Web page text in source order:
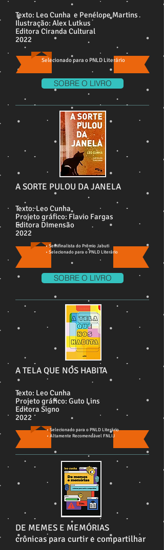
Texto: Leo Cunha e Penélope Martins
Ilustração: Alex Lutkus
Editora Ciranda Cultural
2022
Selecionado para o PNLD Literário
SOBRE O LIVRO
A SORTE PULOU DA JANELA
Texto: Leo Cunha
Projeto gráfico: Flavio Fargas
Editora Dimensão
2022
• Semifinalista do Prêmio Jabuti
• Selecionado para o PNLD Literário
SOBRE O LIVRO
A TELA QUE NOS HABITA
Texto: Leo Cunha
Projeto gráfico: Guto Lins
Editora Signo
2022
• Selecionado para o PNLD Literário
• Altamente Recomendável FNLIJ
DE MEMES E MEMÓRIAS
crônicas para curtir e compartilhar